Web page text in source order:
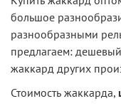
большое
разнообразными
предлагаем:
жаккард других
Стоимость жаккарда,